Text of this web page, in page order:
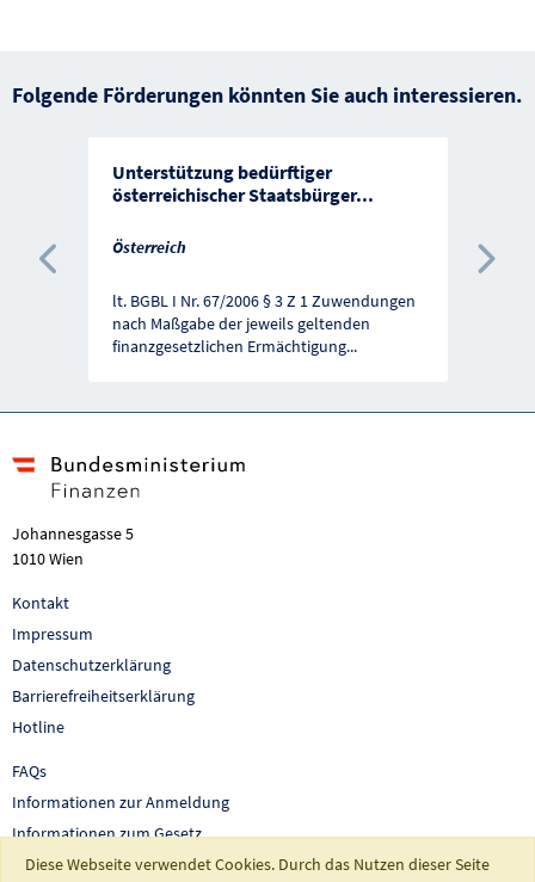
Folgende Förderungen könnten Sie auch interessieren.
Unterstützung bedürftiger
österreichischer Staatsbürger...
Österreich
lt. BGBL I Nr. 67/2006 § 3 Z 1 Zuwendungen
nach Maßgabe der jeweils geltenden
finanzgesetzlichen Ermächtigung...
Vorherige Förderung
Johannesgasse 5
1010 Wien
Kontakt
Impressum
Datenschutzerklärung
Barrierefreiheitserklärung
Hotline
FAQs
Informationen zur Anmeldung
Informationen zum Gesetz
Auswertungen und Berichte
Diese Webseite verwendet Cookies. Durch das Nutzen dieser Seite